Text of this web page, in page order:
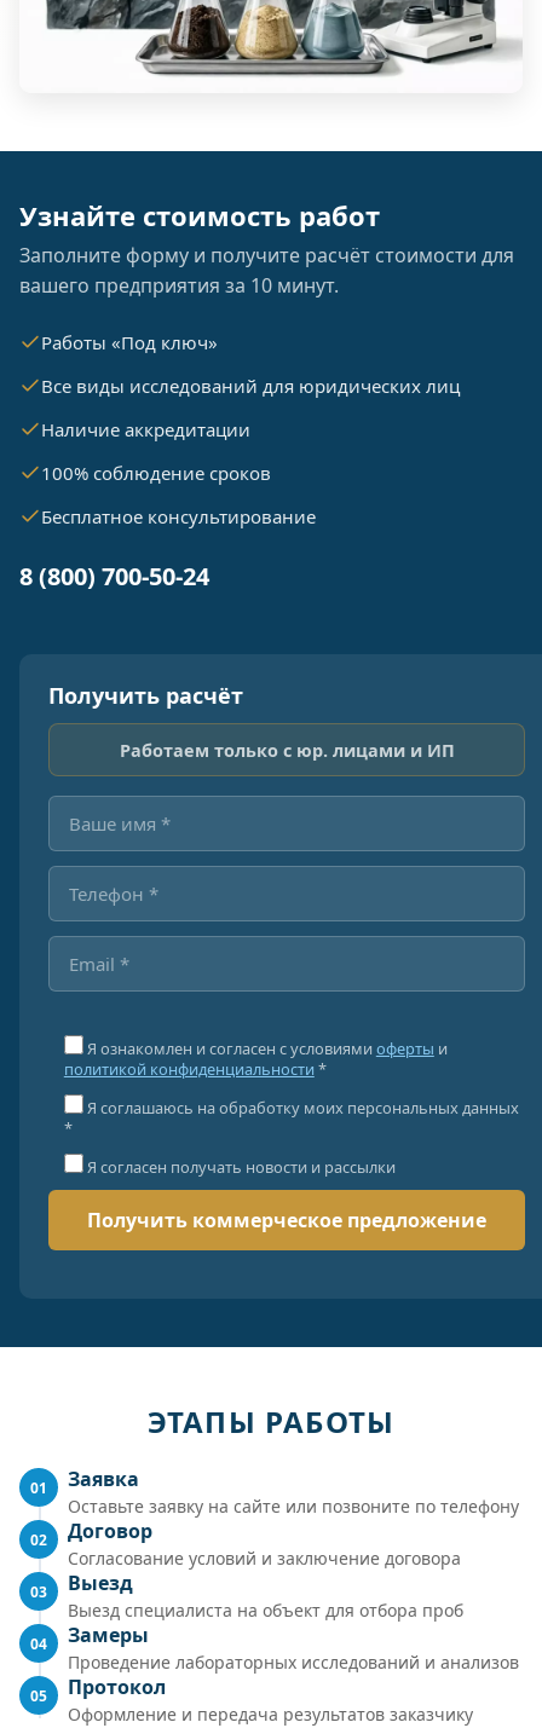
Узнайте стоимость работ
Заполните форму и получите расчёт стоимости для
вашего предприятия за 10 минут.
Работы «Под ключ»
Все виды исследований для юридических лиц
Наличие аккредитации
100% соблюдение сроков
Бесплатное консультирование
8 (800) 700-50-24
Получить расчёт
Работаем только с юр. лицами и ИП
Я ознакомлен и согласен с условиями оферты и
политикой конфиденциальности *
Я соглашаюсь на обработку моих персональных данных
*
Я согласен получать новости и рассылки
ЭТАПЫ РАБОТЫ
01 Заявка
Оставьте заявку на сайте или позвоните по телефону
02 Договор
Согласование условий и заключение договора
03 Выезд
Выезд специалиста на объект для отбора проб
04 Замеры
Проведение лабораторных исследований и анализов
05 Протокол
Оформление и передача результатов заказчику